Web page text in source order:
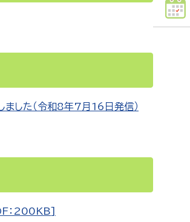
ました（令和8年7月16日発信）
：200KB]